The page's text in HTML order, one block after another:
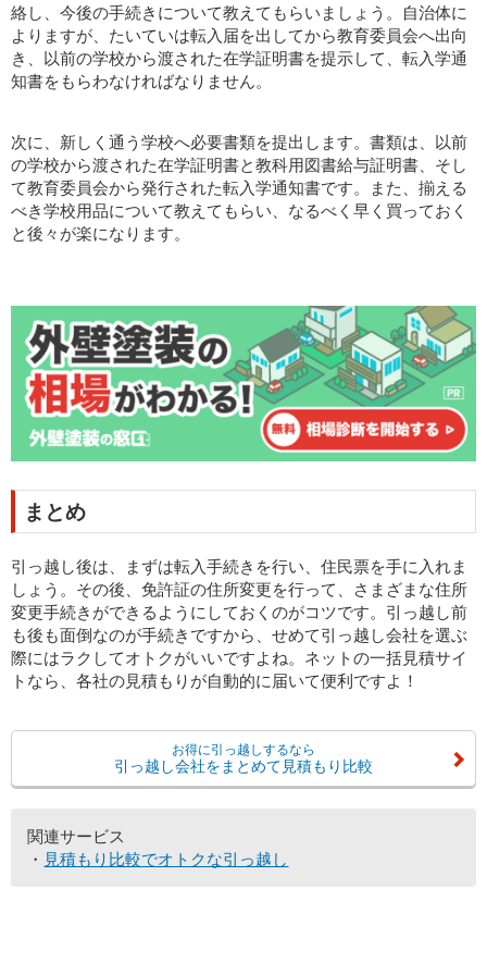
絡し、今後の手続きについて教えてもらいましょう。自治体に
よりますが、たいていは転入届を出してから教育委員会へ出向
き、以前の学校から渡された在学証明書を提示して、転入学通
知書をもらわなければなりません。
次に、新しく通う学校へ必要書類を提出します。書類は、以前
の学校から渡された在学証明書と教科用図書給与証明書、そし
て教育委員会から発行された転入学通知書です。また、揃える
べき学校用品について教えてもらい、なるべく早く買っておく
と後々が楽になります。
まとめ
引っ越し後は、まずは転入手続きを行い、住民票を手に入れま
しょう。その後、免許証の住所変更を行って、さまざまな住所
変更手続きができるようにしておくのがコツです。引っ越し前
も後も面倒なのが手続きですから、せめて引っ越し会社を選ぶ
際にはラクしてオトクがいいですよね。ネットの一括見積サイ
トなら、各社の見積もりが自動的に届いて便利ですよ！
お得に引っ越しするなら
引っ越し会社をまとめて見積もり比較
関連サービス
見積もり比較でオトクな引っ越し